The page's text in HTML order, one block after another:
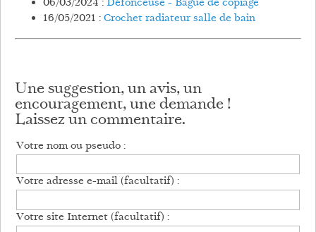
06/03/2024 : Défonceuse - Bague de copiage
16/05/2021 :Crochet radiateur salle de bain
Une suggestion, un avis, un
encouragement, une demande !
Laissez un commentaire.
Votre nom ou pseudo :
Votre adresse e-mail (facultatif) :
Votre site Internet (facultatif) :